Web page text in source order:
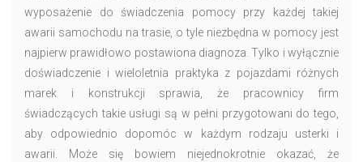
wyposażenie do świadczenia pomocy przy każdej takiej
awarii samochodu na trasie, o tyle niezbędna w pomocy jest
najpierw prawidłowo postawiona diagnoza. Tylko i wyłącznie
doświadczenie i wieloletnia praktyka z pojazdami różnych
marek i konstrukcji sprawia, że pracownicy firm
świadczących takie usługi są w pełni przygotowani do tego,
aby odpowiednio dopomóc w każdym rodzaju usterki i
awarii. Może się bowiem niejednokrotnie okazać, że